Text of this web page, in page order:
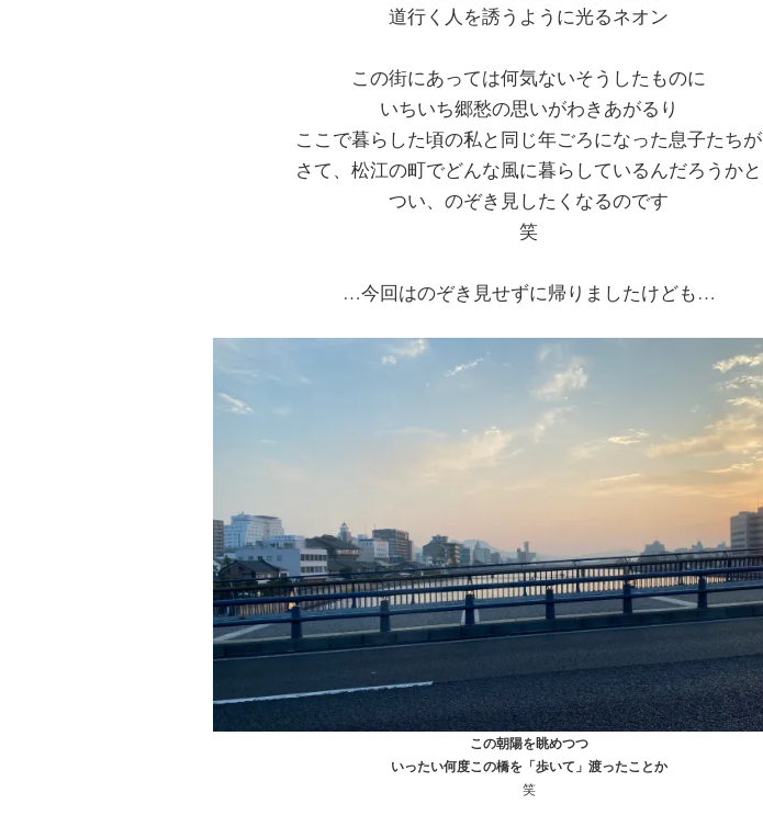
道行く人を誘うように光るネオン
この街にあっては何気ないそうしたものに
いちいち郷愁の思いがわきあがるり
ここで暮らした頃の私と同じ年ごろになった息子たちが
さて、松江の町でどんな風に暮らしているんだろうかと
つい、のぞき見したくなるのです
笑
…今回はのぞき見せずに帰りましたけども…
この朝陽を眺めつつ
いったい何度この橋を「歩いて」渡ったことか
笑